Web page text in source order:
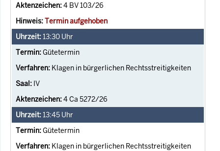
4 BV 103/26
Termin aufgehoben
13:30 Uhr
Gütetermin
Klagen in bürgerlichen Rechtsstreitigkeiten
IV
4 Ca 5272/26
13:45 Uhr
Gütetermin
Klagen in bürgerlichen Rechtsstreitigkeiten